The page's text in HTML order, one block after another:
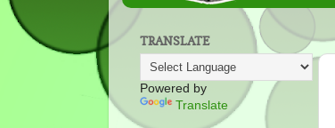
TRANSLATE
Powered by
Translate